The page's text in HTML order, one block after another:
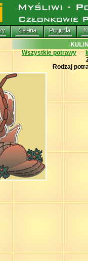
Wszystkie potrawy
Rodzaj